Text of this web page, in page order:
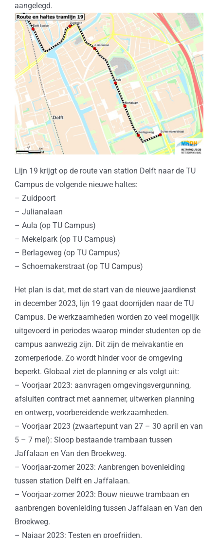
aangelegd.
Lijn 19 krijgt op de route van station Delft naar de TU
Campus de volgende nieuwe haltes:
– Zuidpoort
– Julianalaan
– Aula (op TU Campus)
– Mekelpark (op TU Campus)
– Berlageweg (op TU Campus)
– Schoemakerstraat (op TU Campus)
Het plan is dat, met de start van de nieuwe jaardienst
in december 2023, lijn 19 gaat doorrijden naar de TU
Campus. De werkzaamheden worden zo veel mogelijk
uitgevoerd in periodes waarop minder studenten op de
campus aanwezig zijn. Dit zijn de meivakantie en
zomerperiode. Zo wordt hinder voor de omgeving
beperkt. Globaal ziet de planning er als volgt uit:
– Voorjaar 2023: aanvragen omgevingsvergunning,
afsluiten contract met aannemer, uitwerken planning
en ontwerp, voorbereidende werkzaamheden.
– Voorjaar 2023 (zwaartepunt van 27 – 30 april en van
5 – 7 mei): Sloop bestaande trambaan tussen
Jaffalaan en Van den Broekweg.
– Voorjaar-zomer 2023: Aanbrengen bovenleiding
tussen station Delft en Jaffalaan.
– Voorjaar-zomer 2023: Bouw nieuwe trambaan en
aanbrengen bovenleiding tussen Jaffalaan en Van den
Broekweg.
– Najaar 2023: Testen en proefrijden.